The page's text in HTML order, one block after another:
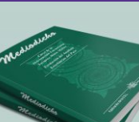
DETALLES